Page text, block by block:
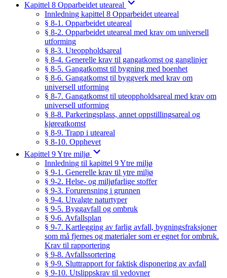
Kapittel 8 Opparbeidet uteareal
Innledning kapittel 8 Opparbeidet uteareal
§ 8-1. Opparbeidet uteareal
§ 8-2. Opparbeidet uteareal med krav om universell
utforming
§ 8-3. Uteoppholdsareal
§ 8-4. Generelle krav til gangatkomst og ganglinjer
§ 8-5. Gangatkomst til bygning med boenhet
§ 8-6. Gangatkomst til byggverk med krav om
universell utforming
§ 8-7. Gangatkomst til uteoppholdsareal med krav om
universell utforming
§ 8-8. Parkeringsplass, annet oppstillingsareal og
kjøreatkomst
§ 8-9. Trapp i uteareal
§ 8-10. Opphevet
Kapittel 9 Ytre miljø
Innledning til kapittel 9 Ytre miljø
§ 9-1. Generelle krav til ytre miljø
§ 9-2. Helse- og miljøfarlige stoffer
§ 9-3. Forurensning i grunnen
§ 9-4. Utvalgte naturtyper
§ 9-5. Byggavfall og ombruk
§ 9-6. Avfallsplan
§ 9-7. Kartlegging av farlig avfall, bygningsfraksjoner
som må fjernes og materialer som er egnet for ombruk.
Krav til rapportering
§ 9-8. Avfallssortering
§ 9-9. Sluttrapport for faktisk disponering av avfall
§ 9-10. Utslippskrav til vedovner